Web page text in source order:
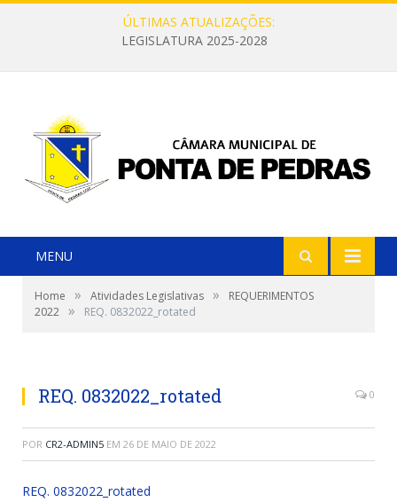
ÚLTIMAS ATUALIZAÇÕES:
LEGISLATURA 2025-2028
MENU
Home » Atividades Legislativas »
REQUERIMENTOS
2022 » REQ. 0832022_rotated
REQ. 0832022_rotated 0
POR CR2-ADMIN5 EM 26 DE MAIO DE 2022
REQ. 0832022_rotated